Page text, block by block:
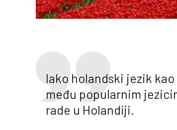
Iako holandski jezik
među popularnim
rade u Holandiji.